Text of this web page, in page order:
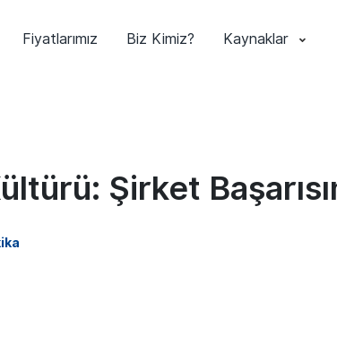
Fiyatlarımız Biz Kimiz? Kaynaklar
Şirket